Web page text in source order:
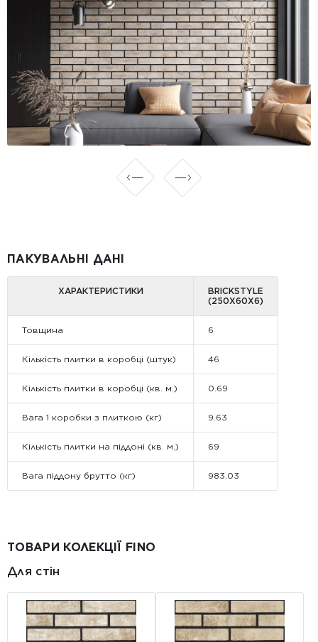
ПАКУВАЛЬНІ ДАНІ
ХАРАКТЕРИСТИКИ
BRICKSTYLE
(250Х60Х6)
Товщина 6
Кількість плитки в коробці (штук) 46
Кількість плитки в коробці (кв. м.) 0.69
Вага 1 коробки з плиткою (кг) 9.63
Кількість плитки на піддоні (кв. м.) 69
Вага піддону брутто (кг) 983.03
ТОВАРИ КОЛЕКЦІЇ FINO
Для стін